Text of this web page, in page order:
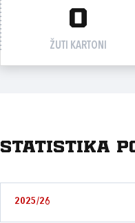
0
ŽUTI KARTONI
Statistika
2025/26